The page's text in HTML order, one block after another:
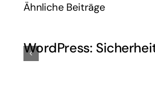
Ähnliche Beiträge
WordPress: